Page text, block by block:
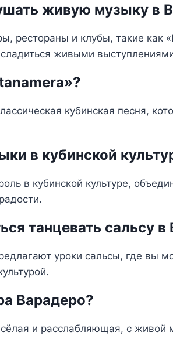
живую музыку в
рестораны и клубы, такие как
живыми
кубинская песня,
в кубинской
в кубинской культуре,
танцевать сальсу
уроки сальсы, где вы
Варадеро?
и расслабляющая, с живой